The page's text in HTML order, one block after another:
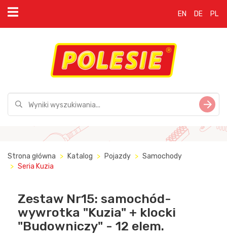
EN DE PL
Strona główna Katalog Pojazdy
Samochody
Seria Kuzia
Zestaw Nr15: samochód-
wywrotka "Kuzia" + klocki
"Budowniczy" - 12 elem.